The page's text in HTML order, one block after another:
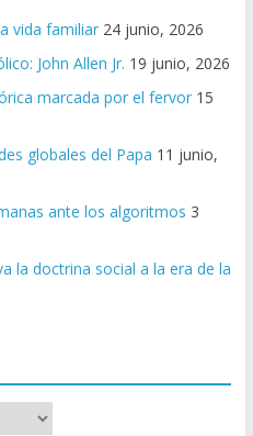
vida familiar 24 junio, 2026
John Allen Jr. 19 junio, 2026
marcada por el fervor 15
globales del Papa 11 junio,
ante los algoritmos 3
la doctrina social a la era de la